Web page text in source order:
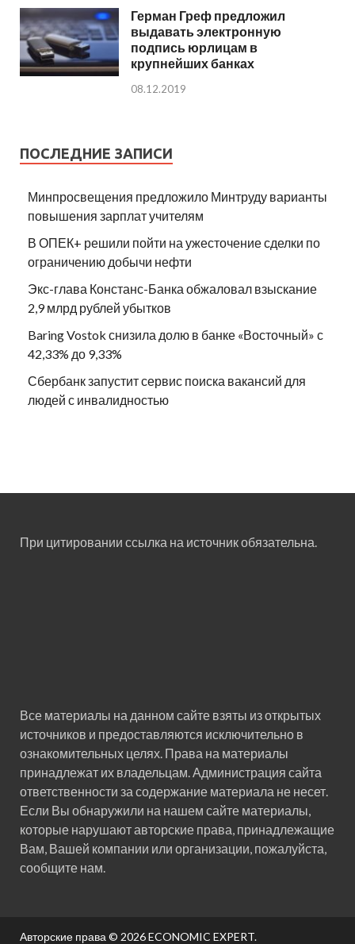
Герман Греф предложил
выдавать электронную
подпись юрлицам в
крупнейших банках
08.12.2019
ПОСЛЕДНИЕ ЗАПИСИ
Минпросвещения предложило Минтруду варианты
повышения зарплат учителям
В ОПЕК+ решили пойти на ужесточение сделки по
ограничению добычи нефти
Экс-глава Констанс-Банка обжаловал взыскание
2,9 млрд рублей убытков
Baring Vostok снизила долю в банке «Восточный» с
42,33% до 9,33%
Сбербанк запустит сервис поиска вакансий для
людей с инвалидностью
При цитировании ссылка на источник обязательна.
Все материалы на данном сайте взяты из открытых
источников и предоставляются исключительно в
ознакомительных целях. Права на материалы
принадлежат их владельцам. Администрация сайта
ответственности за содержание материала не несет.
Если Вы обнаружили на нашем сайте материалы,
которые нарушают авторские права, принадлежащие
Вам, Вашей компании или организации, пожалуйста,
сообщите нам.
Авторские права © 2026ECONOMIC EXPERT.